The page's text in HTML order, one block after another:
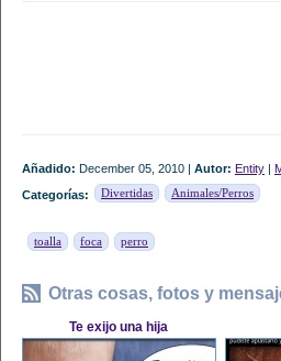
Añadido: December 05, 2010 | Autor: Entity |
Categorías:
Divertidas Animales/Perros
toalla foca perro
Otras cosas, fotos y
Te exijo una hija